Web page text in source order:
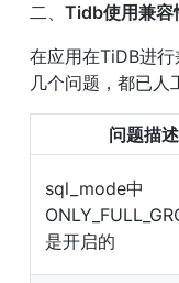
二、 Tidb使用兼容
在应用在TiDB进
几个问题，都已人
问题描述
sql_mode中
是开启的